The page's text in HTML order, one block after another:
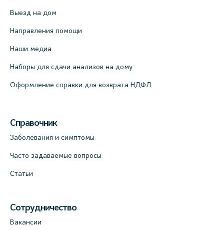
Выезд на дом
Направления помощи
Наши медиа
Наборы для сдачи анализов на дому
Оформление справки для возврата НДФЛ
Справочник
Заболевания и симптомы
Часто задаваемые вопросы
Статьи
Сотрудничество
Вакансии